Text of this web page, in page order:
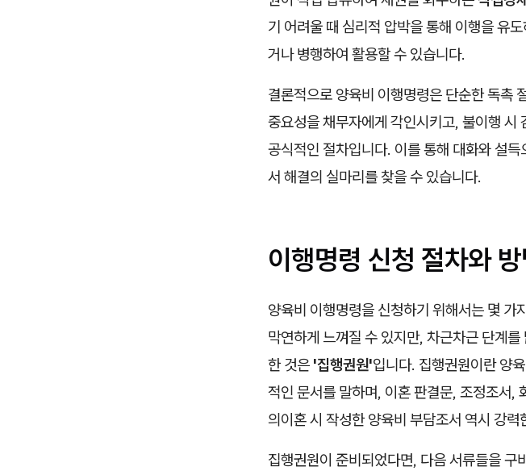
기 어려울 때 심리적 압박을 통해 이행을 유
거나 병행하여 활용할 수 있습니다.
결론적으로 양육비 이행명령은 단순한 독촉
중요성을 채무자에게 각인시키고, 불이행 시
공식적인 절차입니다. 이를 통해 대화와 설
서 해결의 실마리를 찾을 수 있습니다.
이행명령 신청 절차와 방
양육비 이행명령을 신청하기 위해서는 몇 가
막연하게 느껴질 수 있지만, 차근차근 단계
한 것은 '집행권원'입니다. 집행권원이란 양
적인 문서를 말하며, 이혼 판결문, 조정조서,
의이혼 시 작성한 양육비 부담조서 역시 강력
집행권원이 준비되었다면, 다음 서류들을 구